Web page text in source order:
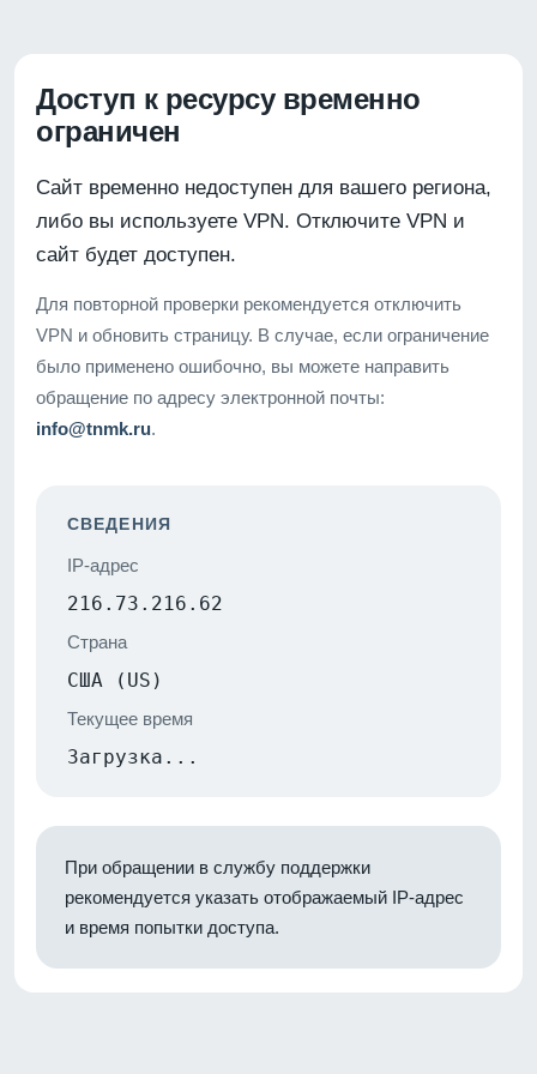
Доступ к ресурсу временно
ограничен
Сайт временно недоступен для вашего региона,
либо вы используете VPN. Отключите VPN и
сайт будет доступен.
Для повторной проверки рекомендуется отключить
VPN и обновить страницу. В случае, если ограничение
было применено ошибочно, вы можете направить
обращение по адресу электронной почты:
info@tnmk.ru.
СВЕДЕНИЯ
IP-адрес
216.73.216.62
Страна
США (US)
Текущее время
Загрузка...
При обращении в службу поддержки
рекомендуется указать отображаемый IP-адрес
и время попытки доступа.